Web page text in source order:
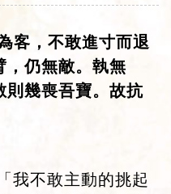
客，不敢進寸而退
，仍無敵。執無
則幾喪吾寶。故抗
我不敢主動的挑起